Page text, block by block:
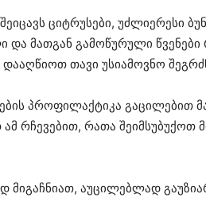
ციტრუსები, უძლიერესი
მათგან გამოწურული
თავი უსიამოვნო
პროფილაქტიკა გაცილებით
რჩევებით, რათა შეიმსუბუქოთ
აუცილებლად